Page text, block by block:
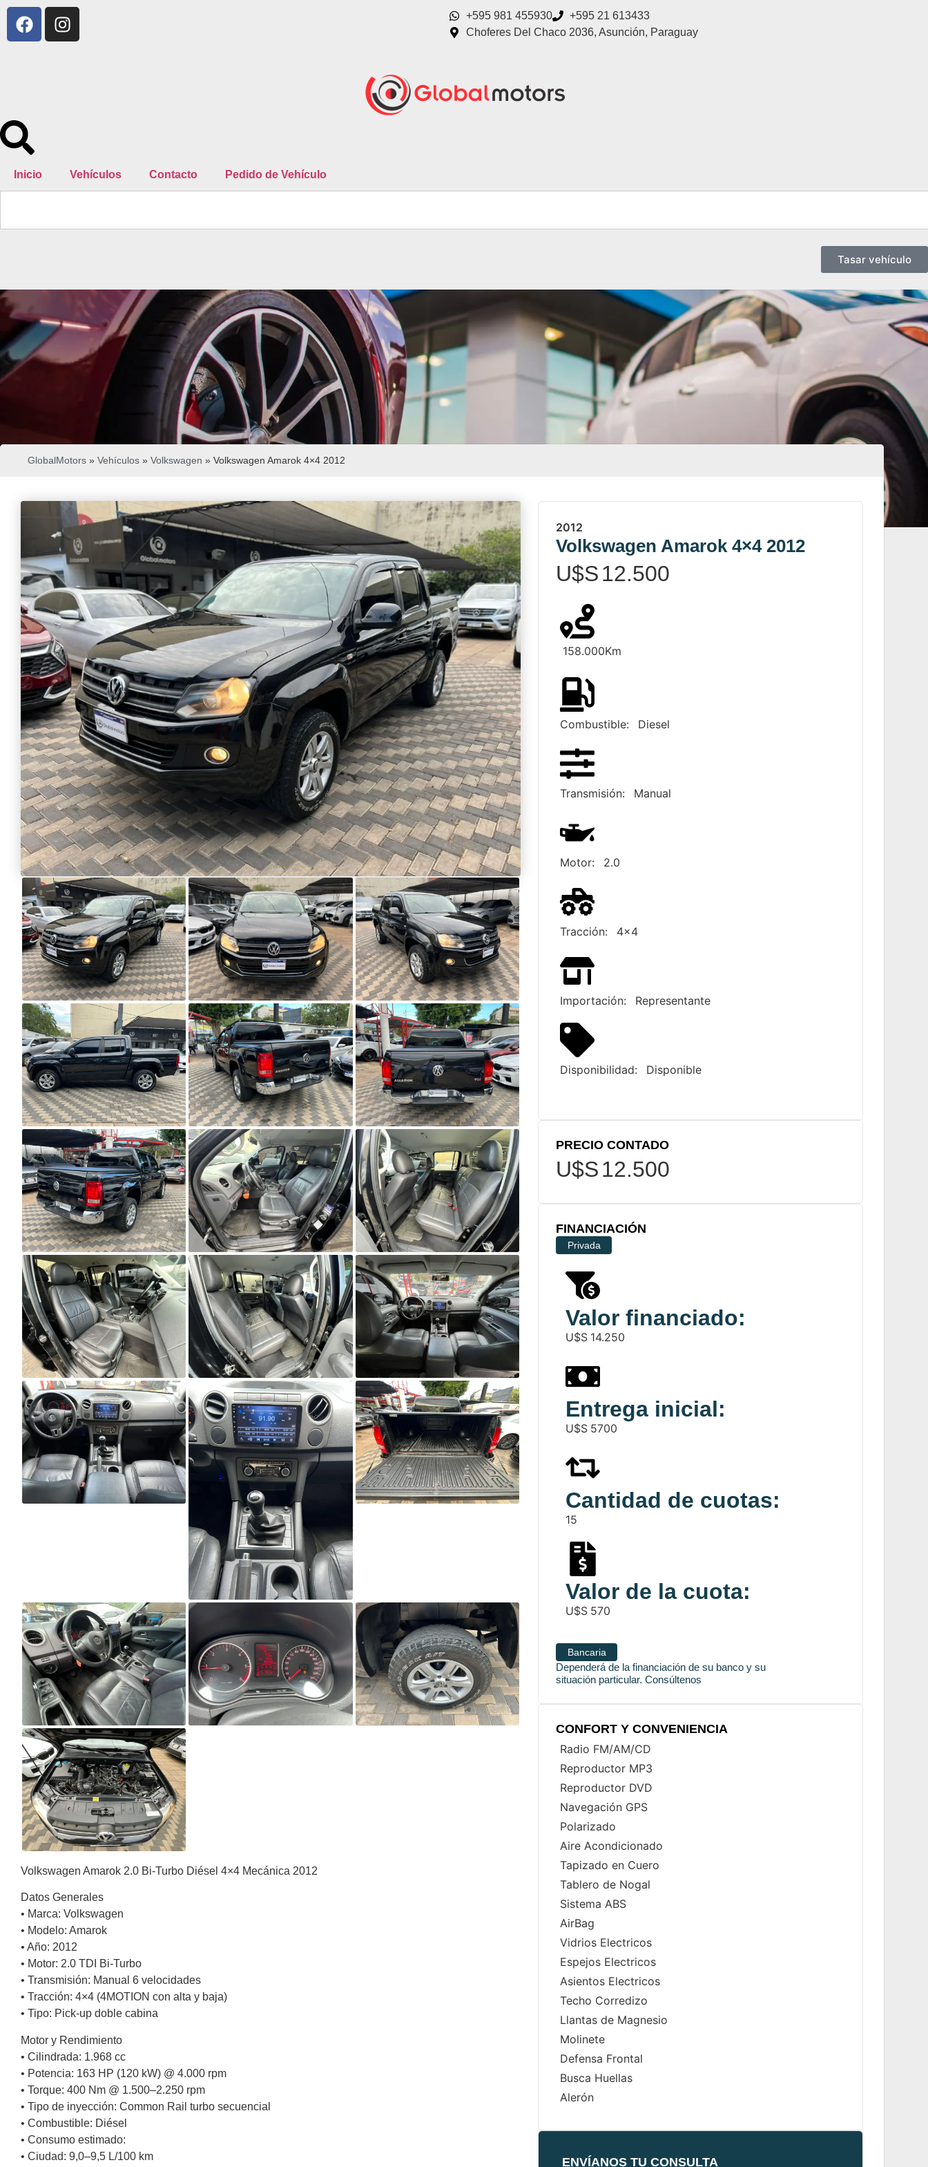
+595 981 455930
+595 21 613433
Choferes Del Chaco 2036, Asunción, Paraguay
Inicio Vehículos Contacto Pedido de Vehículo
Tasar vehículo
GlobalMotors » Vehículos » Volkswagen » Volkswagen Amarok 4×4 2012
Volkswagen Amarok 2.0 Bi-Turbo Diésel 4×4 Mecánica 2012
Datos Generales
• Marca: Volkswagen
• Modelo: Amarok
• Año: 2012
• Motor: 2.0 TDI Bi-Turbo
• Transmisión: Manual 6 velocidades
• Tracción: 4×4 (4MOTION con alta y baja)
• Tipo: Pick-up doble cabina
Motor y Rendimiento
• Cilindrada: 1.968 cc
• Potencia: 163 HP (120 kW) @ 4.000 rpm
• Torque: 400 Nm @ 1.500–2.250 rpm
• Tipo de inyección: Common Rail turbo secuencial
• Combustible: Diésel
• Consumo estimado:
• Ciudad: 9,0–9,5 L/100 km
2012
Volkswagen Amarok 4×4 2012
U$S12.500
158.000Km
Combustible: Diesel
Transmisión: Manual
Motor: 2.0
Tracción: 4x4
Importación: Representante
Disponibilidad: Disponible
PRECIO CONTADO
U$S12.500
FINANCIACIÓN
Privada
Valor financiado:
U$S 14.250
Entrega inicial:
U$S 5700
Cantidad de cuotas:
15
Valor de la cuota:
U$S 570
Bancaria
Dependerá de la financiación de su banco y su
situación particular. Consúltenos
CONFORT Y CONVENIENCIA
Radio FM/AM/CD
Reproductor MP3
Reproductor DVD
Navegación GPS
Polarizado
Aire Acondicionado
Tapizado en Cuero
Tablero de Nogal
Sistema ABS
AirBag
Vidrios Electricos
Espejos Electricos
Asientos Electricos
Techo Corredizo
Llantas de Magnesio
Molinete
Defensa Frontal
Busca Huellas
Alerón
ENVÍANOS TU CONSULTA